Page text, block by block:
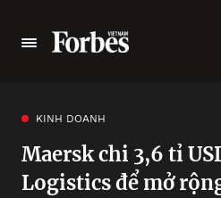
KINH DOANH
Maersk chi 3,6 tỉ
Logistics để mở